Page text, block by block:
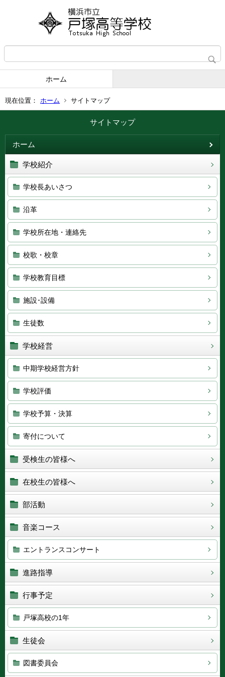
ホーム
現在位置： ホーム サイトマップ
サイトマップ
ホーム
学校紹介
学校長あいさつ
沿革
学校所在地・連絡先
校歌・校章
学校教育目標
施設･設備
生徒数
学校経営
中期学校経営方針
学校評価
学校予算・決算
寄付について
受検生の皆様へ
在校生の皆様へ
部活動
音楽コース
エントランスコンサート
進路指導
行事予定
戸塚高校の1年
生徒会
図書委員会